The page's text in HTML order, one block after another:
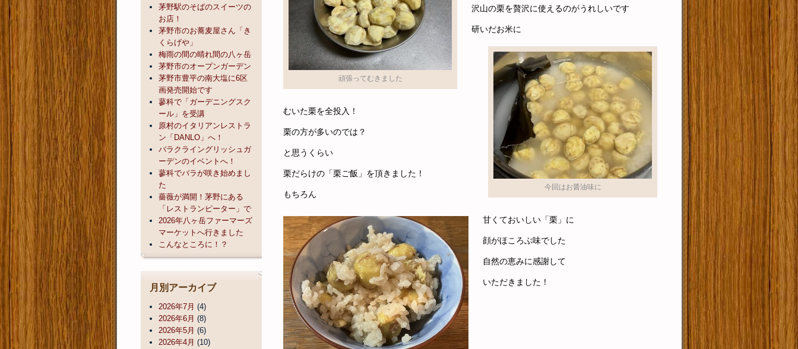
頑張ってむきました
沢山の栗を贅沢に使えるのがうれしいです
研いだお米に
今回はお醤油味に
むいた栗を全投入！
栗の方が多いのでは？
と思うくらい
栗だらけの「栗ご飯」を頂きました！
もちろん
甘くておいしい「栗」に
顔がほころぶ味でした
自然の恵みに感謝して
いただきました！
茅野駅のそばのスイーツの
お店！
茅野市のお蕎麦屋さん「き
くらげや」
梅雨の間の晴れ間の八ヶ岳
茅野市のオープンガーデン
茅野市豊平の南大塩に6区
画発売開始です
蓼科で「ガーデニングスク
ール」を受講
原村のイタリアンレストラ
ン「DANLO」へ！
バラクライングリッシュガ
ーデンのイベントへ！
蓼科でバラが咲き始めまし
た
薔薇が満開！茅野にある
「レストランピーター」で
2026年八ヶ岳ファーマーズ
マーケットへ行きました
こんなところに！？
月別アーカイブ
2026年7月 (4)
2026年6月 (8)
2026年5月 (6)
2026年4月 (10)